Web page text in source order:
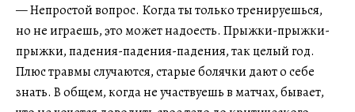
— Непростой вопрос. Когда ты только тренируешься,
но не играешь, это может надоесть. Прыжки-прыжки-
прыжки, падения-падения-падения, так целый год.
Плюс травмы случаются, старые болячки дают о себе
знать. В общем, когда не участвуешь в матчах, бывает,